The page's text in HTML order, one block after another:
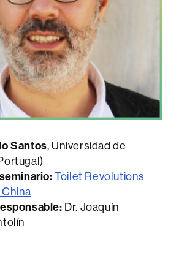
Santos, Universidad de
: Toilet Revolutions
Dr. Joaquín